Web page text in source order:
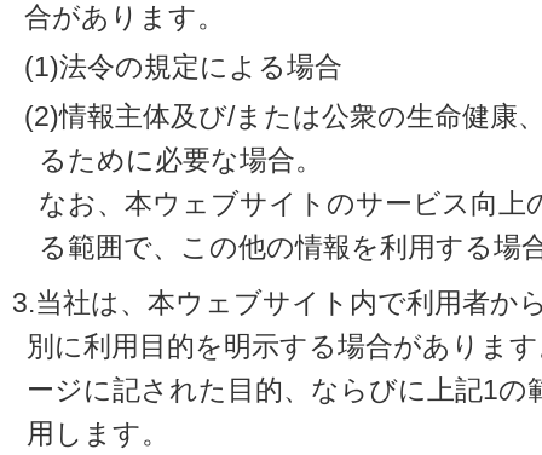
合があります。
(1)法令の規定による場合
(2)情報主体及び/または公衆の生命健康
るために必要な場合。
なお、本ウェブサイトのサービス向上
る範囲で、この他の情報を利用する場
3.当社は、本ウェブサイト内で利用者か
別に利用目的を明示する場合がありま
ージに記された目的、ならびに上記1の
用します。